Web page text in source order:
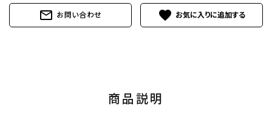
mail_outline お問い合わせ favorite
商品説明